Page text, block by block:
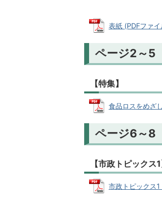
表紙 (PDFファ
ページ2～5
【特集】
食品ロスをめざ
ページ6～8
【市政トピックス1
市政トピックス